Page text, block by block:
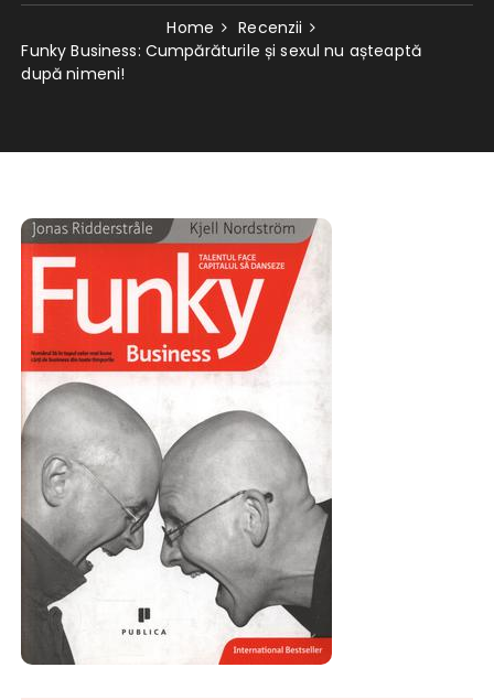
Home
Recenzii
Funky Business: Cumpărăturile și sexul nu așteaptă
după nimeni!